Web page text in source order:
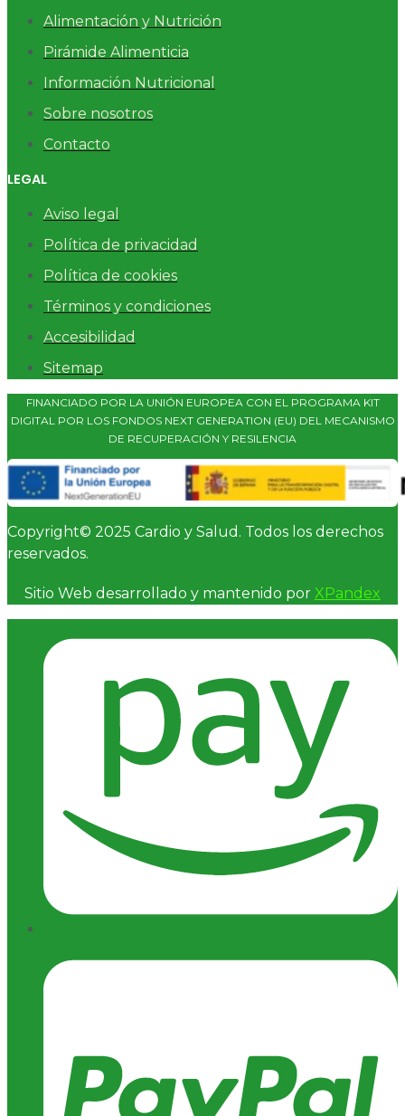
Alimentación y Nutrición
Pirámide Alimenticia
Información Nutricional
Sobre nosotros
Contacto
LEGAL
Aviso legal
Política de privacidad
Política de cookies
Términos y condiciones
Accesibilidad
Sitemap
FINANCIADO POR LA UNIÓN EUROPEA CON EL PROGRAMA KIT
DIGITAL POR LOS FONDOS NEXT GENERATION (EU) DEL MECANISMO
DE RECUPERACIÓN Y RESILENCIA
Copyright© 2025 Cardio y Salud. Todos los derechos
reservados.
Sitio Web desarrollado y mantenido por XPandex